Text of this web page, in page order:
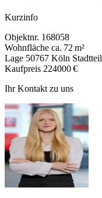
Kurzinfo
Objektnr. 168058
Wohnfläche ca. 72 m²
Lage 50767 Köln Stadtteil
Kaufpreis 224000 €
Ihr Kontakt zu uns